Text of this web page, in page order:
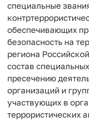
специальные
обеспечивающих
безопасность на
региона
состав
пресечению
организаций и
участвующих в
террористических